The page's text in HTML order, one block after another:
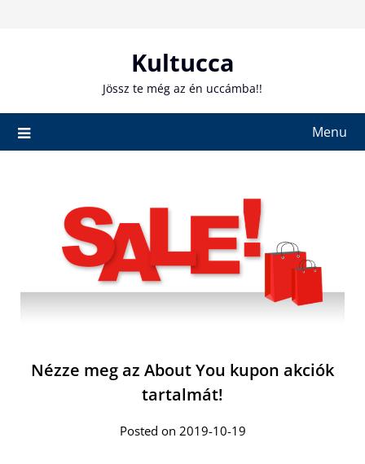
Kultucca
Jössz te még az én uccámba!!
Menu
Nézze meg az About You kupon akciók
tartalmát!
Posted on 2019-10-19